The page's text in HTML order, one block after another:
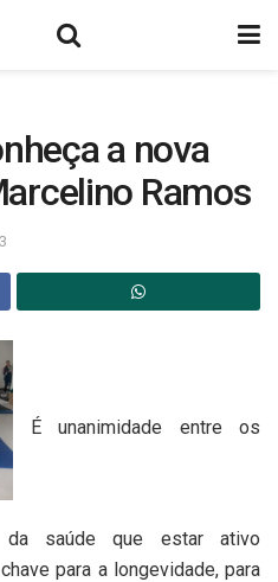
a nova
Ramos
É unanimidade entre os
saúde que estar ativo
para a longevidade, para